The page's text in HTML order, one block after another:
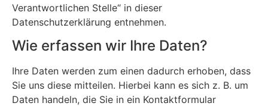
Verantwortlichen Stelle“ in dieser
Datenschutzerklärung entnehmen.
Wie erfassen wir Ihre Daten?
Ihre Daten werden zum einen dadurch erhoben, dass
Sie uns diese mitteilen. Hierbei kann es sich z. B. um
Daten handeln, die Sie in ein Kontaktformular